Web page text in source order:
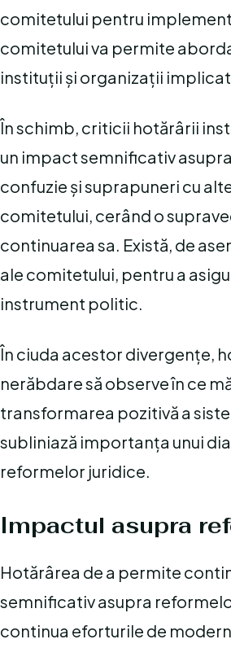
comitetului pentru
comitetului va permite
instituții și organizații
În schimb, criticii hotărârii
un impact semnificativ
confuzie și suprapuneri cu
comitetului, cerând o
continuarea sa. Există, de
ale comitetului, pentru a
instrument politic.
În ciuda acestor divergențe,
nerăbdare să observe în ce
transformarea pozitivă a
subliniază importanța unui
reformelor juridice.
Impactul asupra
Hotărârea de a permite
semnificativ asupra
continua eforturile de